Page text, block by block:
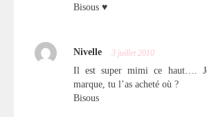
Bisous ♥
Nivelle 3 juillet 2010
Il est super mimi ce haut….
marque, tu l’as acheté où ?
Bisous